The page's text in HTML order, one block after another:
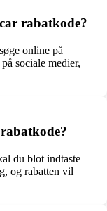
rabatkode?
online på
sociale medier,
du blot indtaste
og rabatten vil